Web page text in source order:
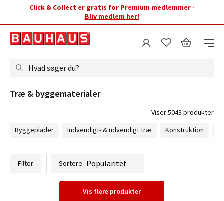
Click & Collect er gratis for Premium medlemmer -
Bliv medlem her!
Hvad søger du?
Filter Sortere:
Vis flere produkter
Træ & byggematerialer
Viser 5043 produkter
Byggeplader
Indvendigt- & udvendigt træ Konstruktion